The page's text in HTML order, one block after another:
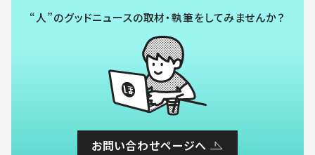
“人”のグッドニュースの取材・執筆をしてみませんか？
お問い合わせページへ